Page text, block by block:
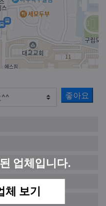
업체입니다.
체 보기
좋아요